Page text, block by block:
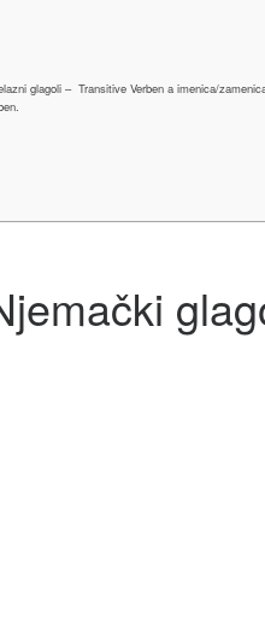
glagoli – Transitive Verben a imenica/